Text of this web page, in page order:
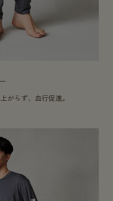
がらず、血行促進。